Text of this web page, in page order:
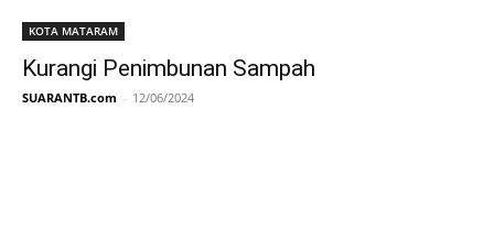
KOTA MATARAM
Kurangi Penimbunan Sampah
SUARANTB.com - 12/06/2024